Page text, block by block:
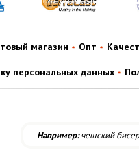
магазин Опт
персональных данных
Например:чешский бисер